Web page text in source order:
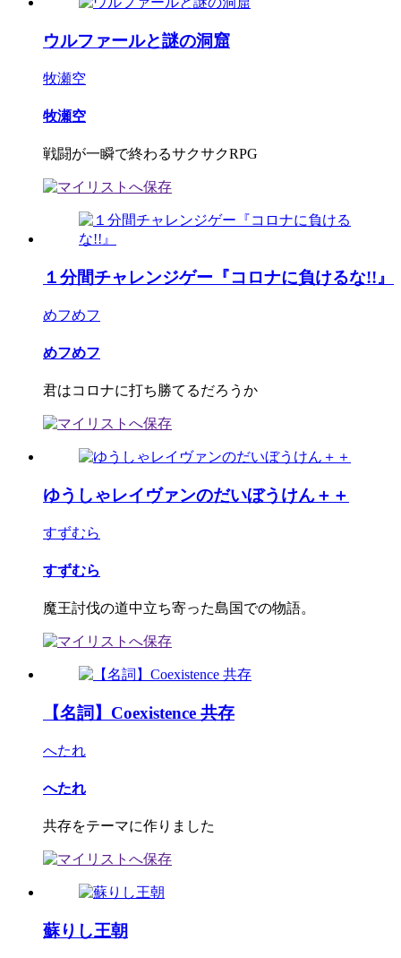
ウルファールと謎の洞窟
牧瀬空
牧瀬空
戦闘が一瞬で終わるサクサクRPG
１分間チャレンジゲー『コロナに負けるな!!』
めフめフ
めフめフ
君はコロナに打ち勝てるだろうか
ゆうしゃレイヴァンのだいぼうけん＋＋
すずむら
すずむら
魔王討伐の道中立ち寄った島国での物語。
【名詞】Coexistence 共存
へたれ
へたれ
共存をテーマに作りました
蘇りし王朝